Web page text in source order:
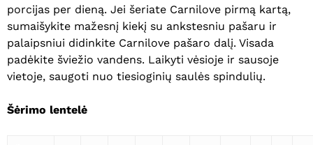
porcijas per dieną. Jei šeriate Carnilove pirmą kartą,
sumaišykite mažesnį kiekį su ankstesniu pašaru ir
palaipsniui didinkite Carnilove pašaro dalį. Visada
padėkite šviežio vandens. Laikyti vėsioje ir sausoje
vietoje, saugoti nuo tiesioginių saulės spindulių.
Šėrimo lentelė